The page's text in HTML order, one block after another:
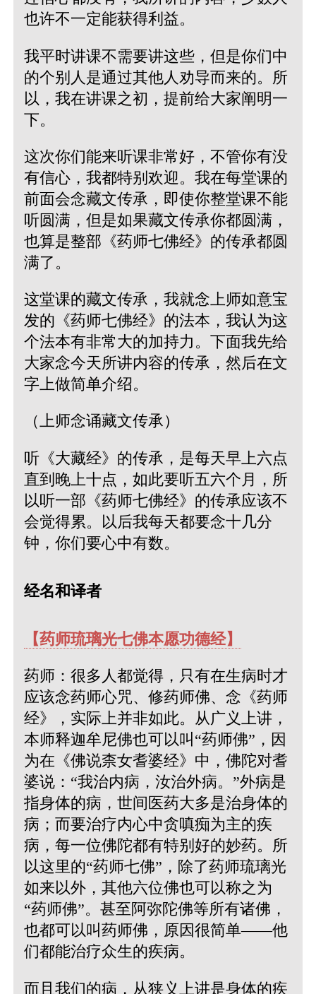
也许不一定能获得利益。
我平时讲课不需要讲这些，但是你们中
的个别人是通过其他人劝导而来的。所
以，我在讲课之初，提前给大家阐明一
下。
这次你们能来听课非常好，不管你有没
有信心，我都特别欢迎。我在每堂课的
前面会念藏文传承，即使你整堂课不能
听圆满，但是如果藏文传承你都圆满，
也算是整部《药师七佛经》的传承都圆
满了。
这堂课的藏文传承，我就念上师如意宝
发的《药师七佛经》的法本，我认为这
个法本有非常大的加持力。下面我先给
大家念今天所讲内容的传承，然后在文
字上做简单介绍。
（上师念诵藏文传承）
听《大藏经》的传承，是每天早上六点
直到晚上十点，如此要听五六个月，所
以听一部《药师七佛经》的传承应该不
会觉得累。以后我每天都要念十几分
钟，你们要心中有数。
经名和译者
【药师琉璃光七佛本愿功德经】
药师：很多人都觉得，只有在生病时才
应该念药师心咒、修药师佛、念《药师
经》，实际上并非如此。从广义上讲，
本师释迦牟尼佛也可以叫“药师佛”，因
为在《佛说柰女耆婆经》中，佛陀对耆
婆说：“我治内病，汝治外病。”外病是
指身体的病，世间医药大多是治身体的
病；而要治疗内心中贪嗔痴为主的疾
病，每一位佛陀都有特别好的妙药。所
以这里的“药师七佛”，除了药师琉璃光
如来以外，其他六位佛也可以称之为
“药师佛”。甚至阿弥陀佛等所有诸佛，
也都可以叫药师佛，原因很简单——他
们都能治疗众生的疾病。
而且我们的病，从狭义上讲是身体的疾